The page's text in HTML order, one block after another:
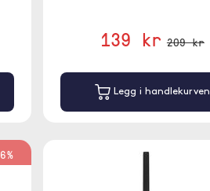
139 kr 209 kr
Legg i handlekurven